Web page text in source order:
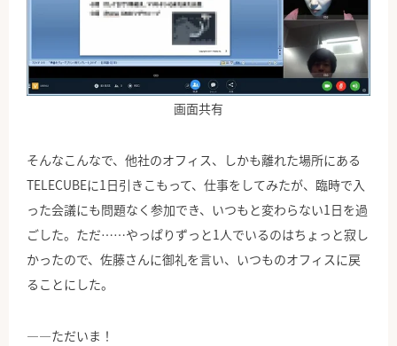
画面共有
そんなこんなで、他社のオフィス、しかも離れた場所にある
TELECUBEに1日引きこもって、仕事をしてみたが、臨時で入
った会議にも問題なく参加でき、いつもと変わらない1日を過
ごした。ただ……やっぱりずっと1人でいるのはちょっと寂し
かったので、佐藤さんに御礼を言い、いつものオフィスに戻
ることにした。
――ただいま！